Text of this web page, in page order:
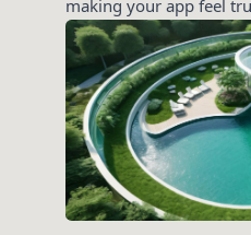
making your app feel